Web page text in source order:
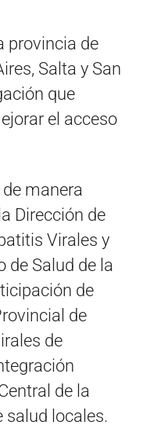
provincia de
Salta y San
que
el acceso
manera
Dirección de
Virales y
de Salud de la
de
de
de
de la
salud locales.